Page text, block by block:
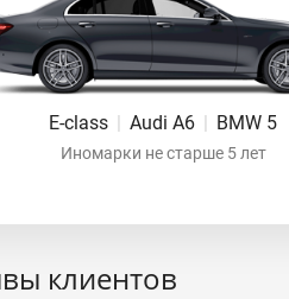
E-class | Audi A6 | BMW 5
Иномарки не старше 5 лет
клиентов